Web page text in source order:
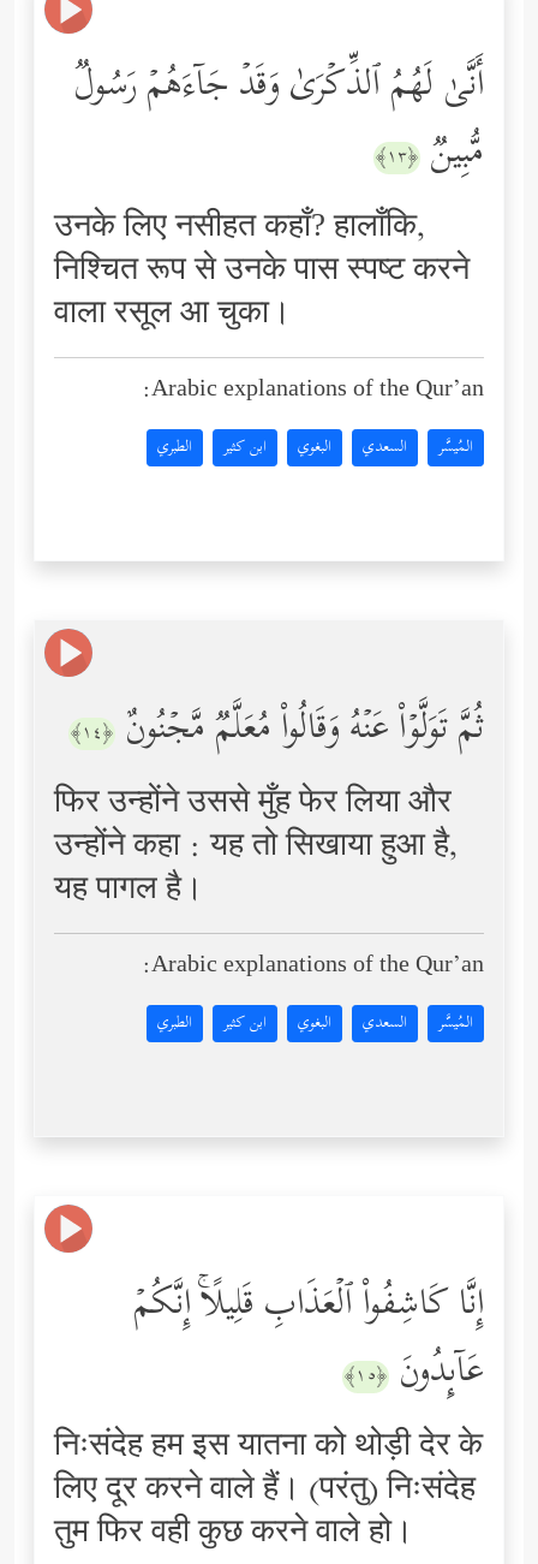
أَنَّىٰ لَهُمُ ٱلذِّكۡرَىٰ وَقَدۡ جَاۤءَهُمۡ رَسُولࣱ
مُّبِینࣱ ﴿١٣﴾
उनके लिए नसीहत कहाँ? हालाँकि,
निश्चित रूप से उनके पास स्पष्ट करने
वाला रसूल आ चुका।
Arabic explanations of the Qur’an:
المُيسَّر السعدي البغوي ابن كثير الطبري
ثُمَّ تَوَلَّوۡاْ عَنۡهُ وَقَالُواْ مُعَلَّمࣱ مَّجۡنُونٌ ﴿١٤﴾
फिर उन्होंने उससे मुँह फेर लिया और
उन्होंने कहा : यह तो सिखाया हुआ है,
यह पागल है।
Arabic explanations of the Qur’an:
المُيسَّر السعدي البغوي ابن كثير الطبري
إِنَّا كَاشِفُواْ ٱلۡعَذَابِ قَلِیلًاۚ إِنَّكُمۡ
عَاۤىِٕدُونَ ﴿١٥﴾
निःसंदेह हम इस यातना को थोड़ी देर के
लिए दूर करने वाले हैं। (परंतु) निःसंदेह
तुम फिर वही कुछ करने वाले हो।